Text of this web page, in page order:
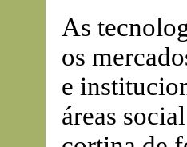
As
os
e
áreas